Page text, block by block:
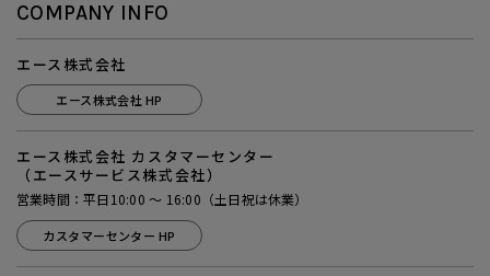
COMPANY INFO
エース株式会社
エース株式会社 HP
エース株式会社 カスタマーセンター
（エースサービス株式会社）
営業時間：平日10:00 ～ 16:00（土日祝は休業）
カスタマーセンター HP